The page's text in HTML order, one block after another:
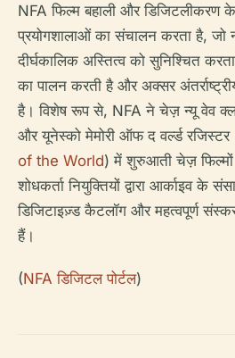
NFA फिल्म बहाली और डिजिटलीकरण के
प्रयोगशालाओं का संचालन करता है, जो
दीर्घकालिक अस्तित्व को सुनिश्चित
का पालन करती है और अक्सर
है। विशेष रूप से, NFA ने चेज़ न्यू वेव
और यूनेस्को मेमोरी ऑफ द वर्ल्ड रजिस्टर
of the World) में शुरुआती चेज़ फिल्मों
शोधकर्ता नियुक्तियों द्वारा आर्काइव
डिजिटाइज़्ड कैटलॉग और महत्वपूर्ण
हैं।
(NFA डिजिटल पोर्टल)